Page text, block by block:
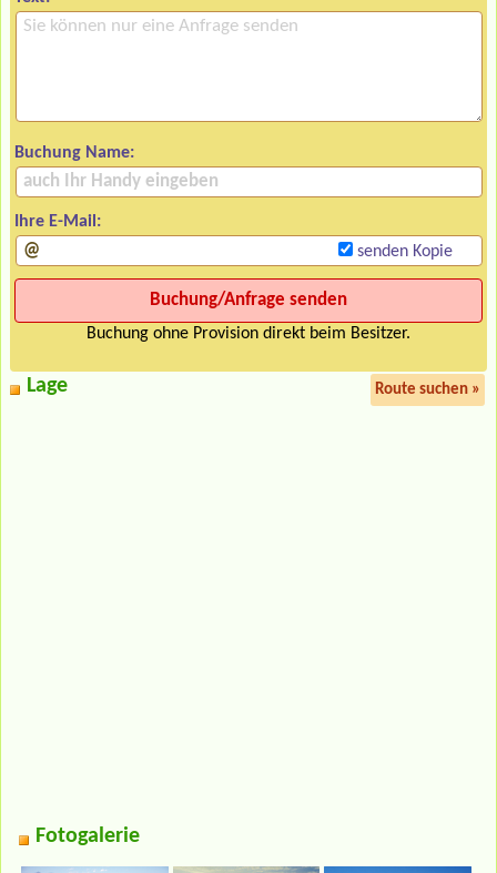
Buchung Name:
Ihre E-Mail:
senden Kopie
Buchung ohne Provision direkt beim Besitzer.
Lage Route suchen »
Fotogalerie